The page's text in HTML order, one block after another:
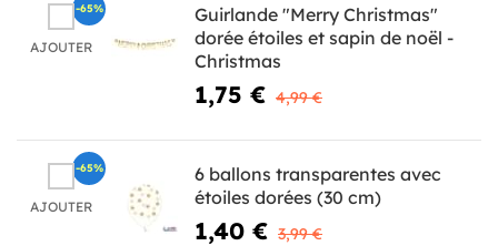
AJOUTER
Guirlande "Merry Christmas"
dorée étoiles et sapin de noël -
Christmas
1,75 € 4,99 €
-65%
AJOUTER
6 ballons transparentes avec
étoiles dorées (30 cm)
1,40 € 3,99 €
-65%